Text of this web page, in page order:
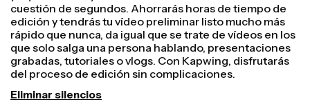
profesional con la opción para cambiar de tamaño el
lienzo. Con unos pocos clics, puedes tomar un vídeo y
ajustarlo hasta el tamaño adecuado para cualquier otra
plataforma, da igual que sea TikTok, YouTube,
Instagram, Twitter o LinkedIn.
Cambiar tamaño de vídeo